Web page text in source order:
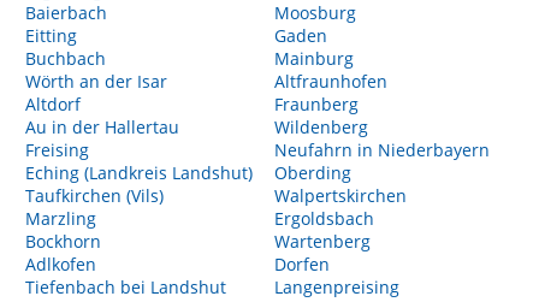
Baierbach
Eitting
Buchbach
Wörth an der Isar
Altdorf
Au in der Hallertau
Freising
Eching (Landkreis Landshut)
Taufkirchen (Vils)
Marzling
Bockhorn
Adlkofen
Tiefenbach bei Landshut
Moosburg
Gaden
Mainburg
Altfraunhofen
Fraunberg
Wildenberg
Neufahrn in Niederbayern
Oberding
Walpertskirchen
Ergoldsbach
Wartenberg
Dorfen
Langenpreising